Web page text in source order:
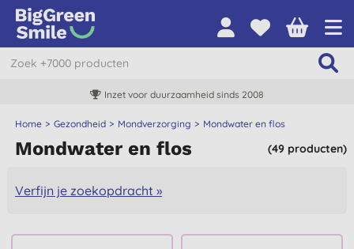
Inzet voor duurzaamheid sinds 2008
Home Gezondheid Mondverzorging Mondwater en flos
(49 producten)
Mondwater en flos
Verfijn je zoekopdracht »